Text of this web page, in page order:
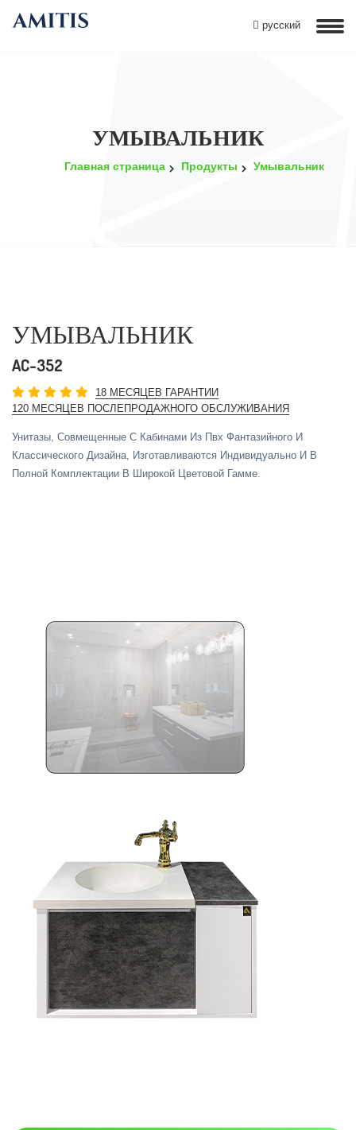
русский
УМЫВАЛЬНИК
Главная страница Продукты Умывальник
УМЫВАЛЬНИК
AC-352
18 МЕСЯЦЕВ ГАРАНТИИ
120 МЕСЯЦЕВ ПОСЛЕПРОДАЖНОГО ОБСЛУЖИВАНИЯ
Унитазы, Совмещенные С Кабинами Из Пвх Фантазийного И
Классического Дизайна, Изготавливаются Индивидуально И В
Полной Комплектации В Широкой Цветовой Гамме.